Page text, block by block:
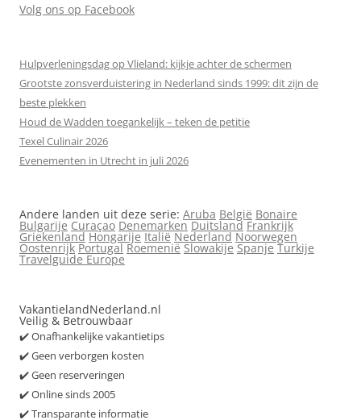
Volg ons op Facebook
Hulpverleningsdag op Vlieland: kijkje achter de schermen
Grootste zonsverduistering in Nederland sinds 1999: dit zijn de
beste plekken
Houd de Wadden toegankelijk – teken de petitie
Texel Culinair 2026
Evenementen in Utrecht in juli 2026
Andere landen uit deze serie: Aruba België Bonaire
Bulgarije Curaçao Denemarken Duitsland Frankrijk
Griekenland Hongarije Italië Nederland Noorwegen
Oostenrijk Portugal Roemenië Slowakije Spanje Turkije
Travelguide Europe
VakantielandNederland.nl
Veilig & Betrouwbaar
✔️ Onafhankelijke vakantietips
✔️ Geen verborgen kosten
✔️ Geen reserveringen
✔️ Online sinds 2005
✔️ Transparante informatie